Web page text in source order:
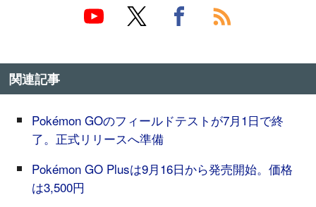
関連記事
Pokémon GOのフィールドテストが7月1日で終
了。正式リリースへ準備
Pokémon GO Plusは9月16日から発売開始。価格
は3,500円